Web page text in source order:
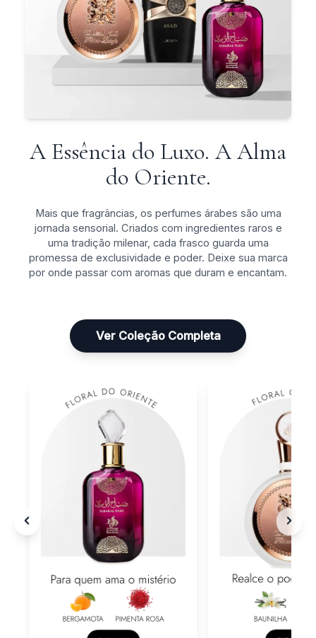
A Essência do Luxo. A Alma
do Oriente.
Mais que fragrâncias, os perfumes árabes são uma
jornada sensorial. Criados com ingredientes raros e
uma tradição milenar, cada frasco guarda uma
promessa de exclusividade e poder. Deixe sua marca
por onde passar com aromas que duram e encantam.
Ver Coleção Completa